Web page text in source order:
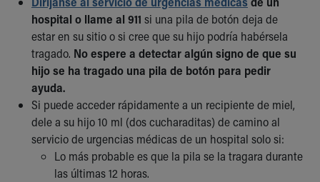
Financial Services
Rest Accommodations
Visiting
Gift Shop
Department of Public Safety
Health Info
Health Information
Healthy Info, Healthy Kids
Inside Children's Blog
KidsHealth Topics
Family Library
hospital o llame al 911 si una pila de botón deja de
estar en su sitio o si cree que su hijo podría habérsela
tragado. No espere a detectar algún signo de que su
hijo se ha tragado una pila de botón para pedir
ayuda.
Si puede acceder rápidamente a un recipiente de miel,
dele a su hijo 10 ml (dos cucharaditas) de camino al
servicio de urgencias médicas de un hospital solo si:
Lo más probable es que la pila se la tragara durante
las últimas 12 horas.